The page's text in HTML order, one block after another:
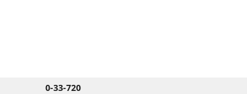
0-33-720